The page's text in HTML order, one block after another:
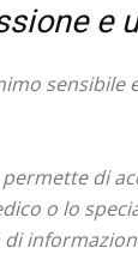
e
di
o lo